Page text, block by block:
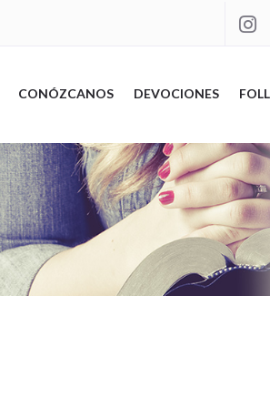

CONÓZCANOS DEVOCIONES